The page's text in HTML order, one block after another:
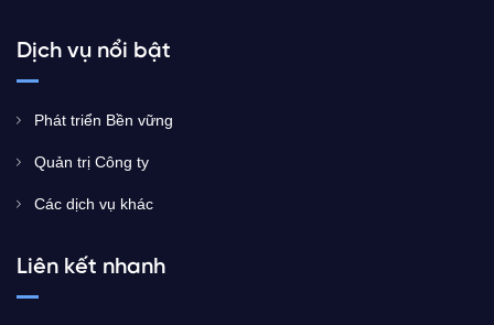
Dịch vụ nổi bật
Phát triển Bền vững
Quản trị Công ty
Các dịch vụ khác
Liên kết nhanh